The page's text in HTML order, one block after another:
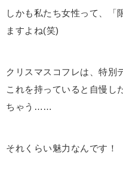
しかも私たち女性って、「
ますよね(笑)
クリスマスコフレは、特別
これを持っていると自慢し
ちゃう……
それくらい魅力なんです！